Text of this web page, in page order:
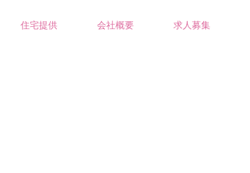
住宅提供 会社概要 求人募集